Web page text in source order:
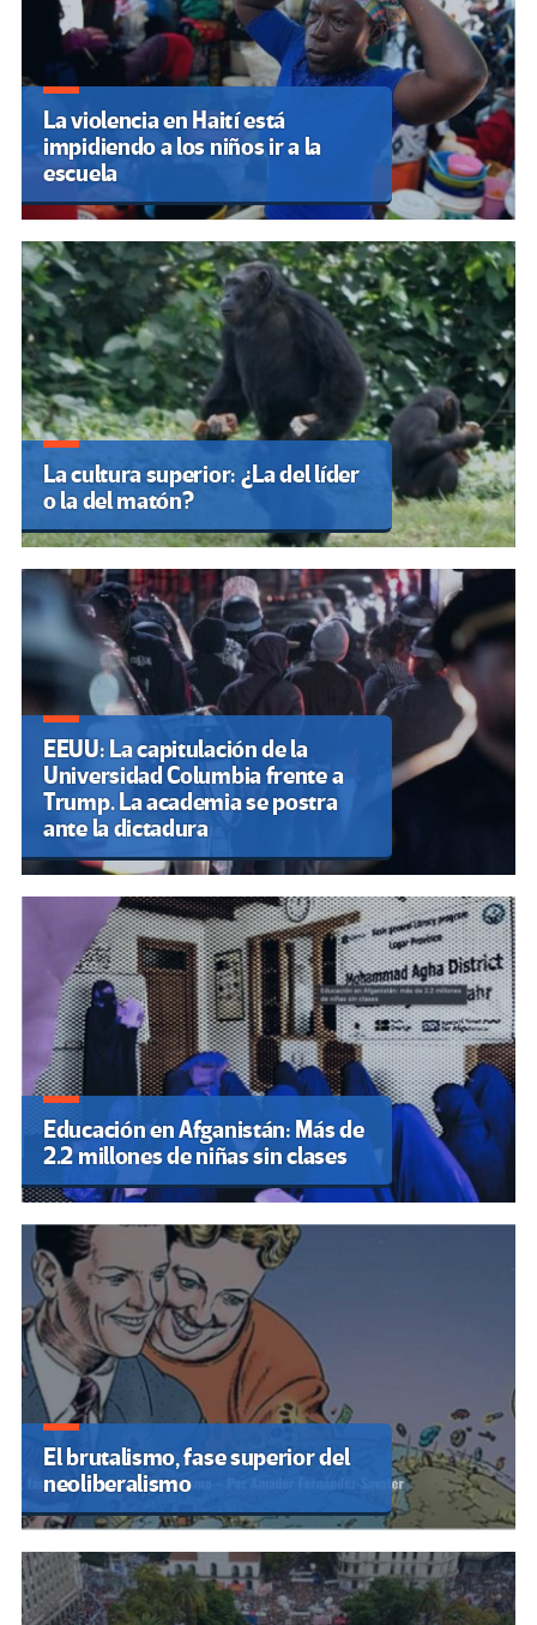
La violencia en Haití está
impidiendo a los niños ir a la
escuela
La cultura superior: ¿La del líder
o la del matón?
EEUU: La capitulación de la
Universidad Columbia frente a
Trump. La academia se postra
ante la dictadura
Educación en Afganistán: Más de
2.2 millones de niñas sin clases
El brutalismo, fase superior del
neoliberalismo